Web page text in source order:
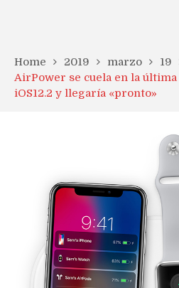
Home 2019 marzo
19
AirPower se cuela en la
iOS12.2 y llegaría «pronto»